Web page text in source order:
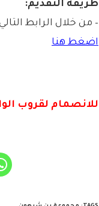
طريقة التقديم:
– من خلال الرابط
اضغط هنا
للانصمام لقروب